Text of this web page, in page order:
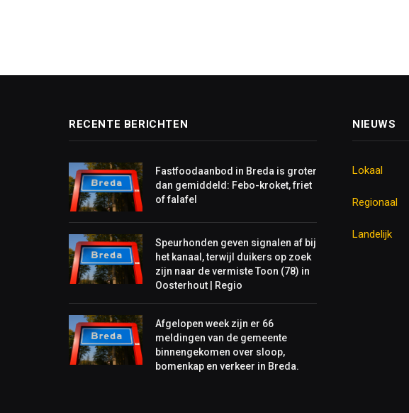
RECENTE BERICHTEN
Fastfoodaanbod in Breda is groter
dan gemiddeld: Febo-kroket, friet
of falafel
Speurhonden geven signalen af bij
het kanaal, terwijl duikers op zoek
zijn naar de vermiste Toon (78) in
Oosterhout | Regio
Afgelopen week zijn er 66
meldingen van de gemeente
binnengekomen over sloop,
bomenkap en verkeer in Breda.
NIEUWS
Lokaal
Regionaal
Landelijk